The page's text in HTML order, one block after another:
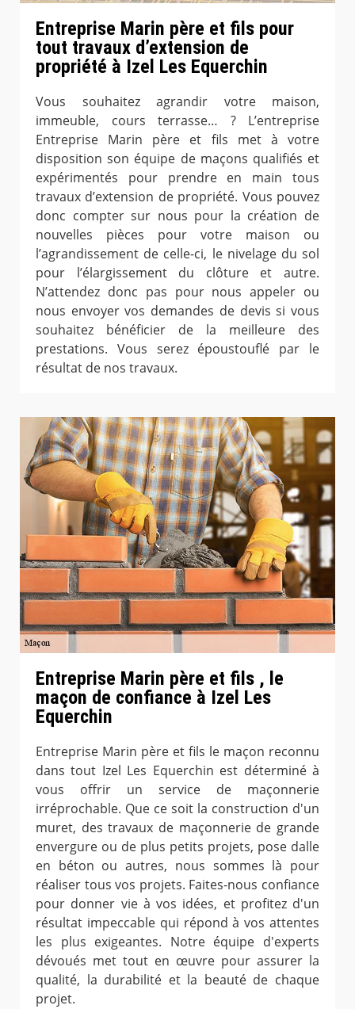
Entreprise Marin père et fils pour
tout travaux d’extension de
propriété à Izel Les Equerchin
Vous souhaitez agrandir votre maison,
immeuble, cours terrasse… ? L’entreprise
Entreprise Marin père et fils met à votre
disposition son équipe de maçons qualifiés et
expérimentés pour prendre en main tous
travaux d’extension de propriété. Vous pouvez
donc compter sur nous pour la création de
nouvelles pièces pour votre maison ou
l’agrandissement de celle-ci, le nivelage du sol
pour l’élargissement du clôture et autre.
N’attendez donc pas pour nous appeler ou
nous envoyer vos demandes de devis si vous
souhaitez bénéficier de la meilleure des
prestations. Vous serez époustouflé par le
résultat de nos travaux.
Entreprise Marin père et fils , le
maçon de confiance à Izel Les
Equerchin
Entreprise Marin père et fils le maçon reconnu
dans tout Izel Les Equerchin est déterminé à
vous offrir un service de maçonnerie
irréprochable. Que ce soit la construction d'un
muret, des travaux de maçonnerie de grande
envergure ou de plus petits projets, pose dalle
en béton ou autres, nous sommes là pour
réaliser tous vos projets. Faites-nous confiance
pour donner vie à vos idées, et profitez d'un
résultat impeccable qui répond à vos attentes
les plus exigeantes. Notre équipe d'experts
dévoués met tout en œuvre pour assurer la
qualité, la durabilité et la beauté de chaque
projet.